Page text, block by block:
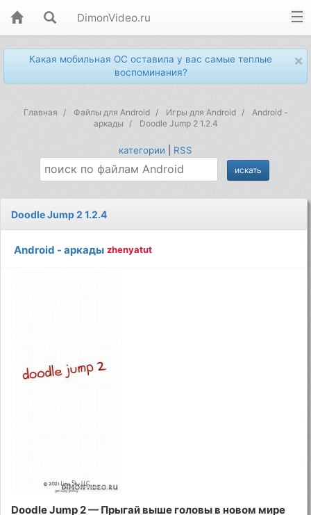
DimonVideo.ru
×
Какая мобильная ОС оставила у вас самые теплые
воспоминания?
Главная Файлы для Android Игры для Android
Android -
аркады
Doodle Jump 2 1.2.4
категории RSS
Doodle Jump 2 1.2.4
Android - аркады zhenyatut
Doodle Jump 2 — Прыгай выше головы в новом мире